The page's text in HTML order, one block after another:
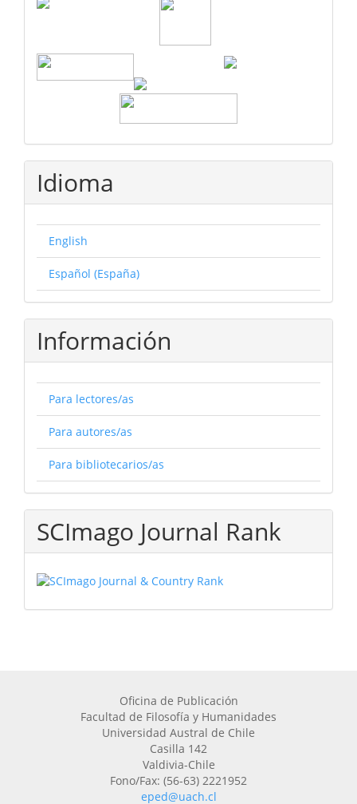
Idioma
English
Español (España)
Información
Para lectores/as
Para autores/as
Para bibliotecarios/as
SCImago Journal Rank
Oficina de Publicación
Facultad de Filosofía y Humanidades
Universidad Austral de Chile
Casilla 142
Valdivia-Chile
Fono/Fax: (56-63) 2221952
eped@uach.cl